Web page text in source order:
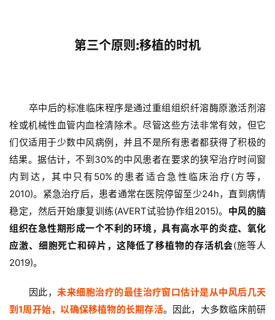
第三个原则:移植的时机
卒中后的标准临床程序是通过重组组织纤溶酶原激活剂溶
栓或机械性血管内血栓清除术。尽管这些方法非常有效，但它
们仅适用于少数中风病例，并且不是所有患者都获得了积极的
结果。据估计，不到30%的中风患者在要求的狭窄治疗时间窗
内到达，其中只有50%的患者适合急性临床治疗(方等，
2010)。紧急治疗后，患者通常在医院停留至少24h，直到病情
稳定，然后开始康复训练(AVERT试验协作组2015)。 中风的脑
组织在急性期形成一个不利的环境，具有高水平的炎症、氧化
应激、细胞死亡和碎片，这降低了移植物的存活机会(施等人
2019)。
因此，未来细胞治疗的最佳治疗窗口估计是从中风后几天
到1周开始，以确保移植物的长期存活。因此，大多数临床前研